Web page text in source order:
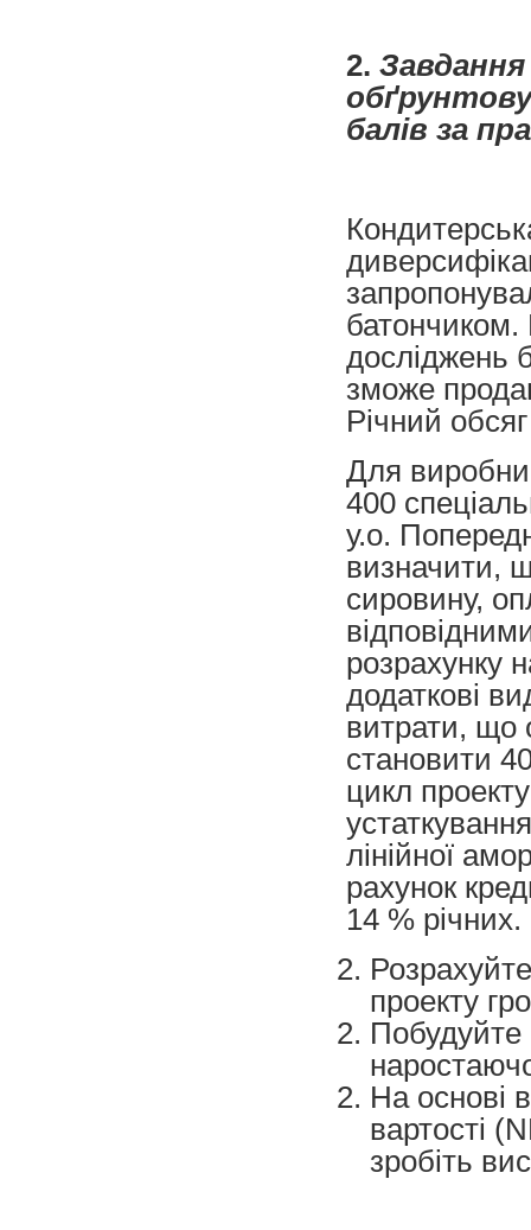
2.
балів за
батончиком.
досліджень
зможе
Річний
Для
400
у.о.
визначити,
сировину,
розрахунку
додаткові
витрати, що
становити
цикл
лінійної
рахунок
14 %
проекту
Побудуйте
На основі
вартості
зробіть